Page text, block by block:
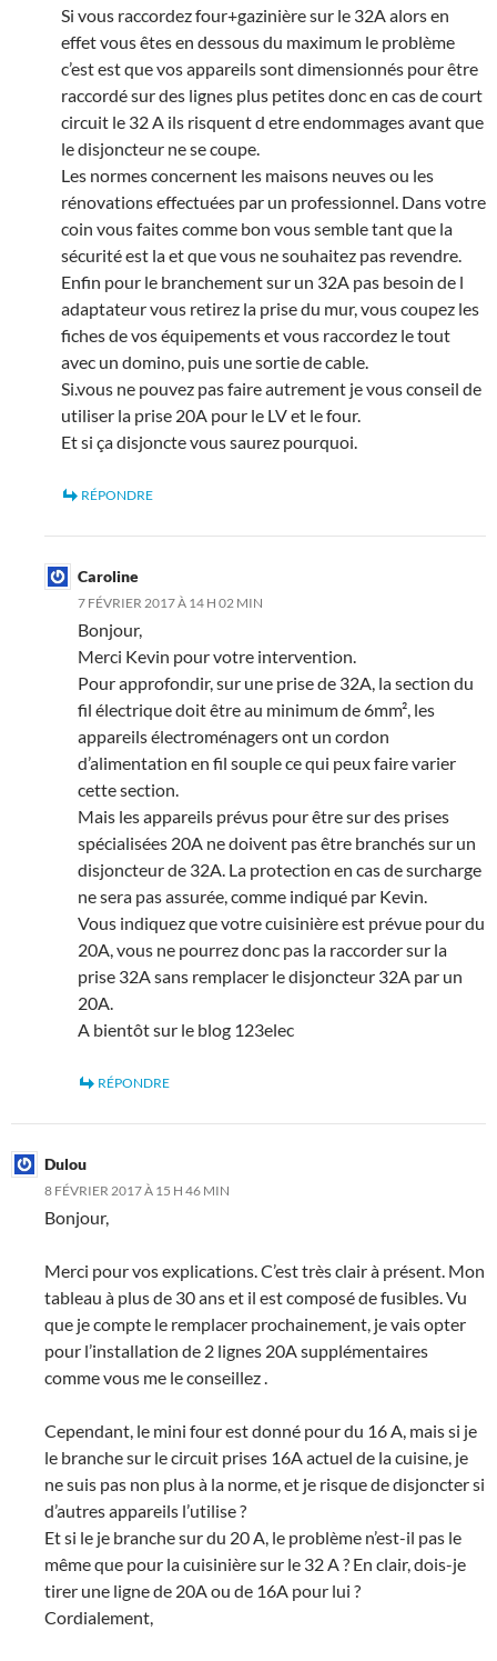
Si vous raccordez four+gazinière sur le 32A alors en
effet vous êtes en dessous du maximum le problème
c’est est que vos appareils sont dimensionnés pour être
raccordé sur des lignes plus petites donc en cas de court
circuit le 32 A ils risquent d etre endommages avant que
le disjoncteur ne se coupe.
Les normes concernent les maisons neuves ou les
rénovations effectuées par un professionnel. Dans votre
coin vous faites comme bon vous semble tant que la
sécurité est la et que vous ne souhaitez pas revendre.
Enfin pour le branchement sur un 32A pas besoin de l
adaptateur vous retirez la prise du mur, vous coupez les
fiches de vos équipements et vous raccordez le tout
avec un domino, puis une sortie de cable.
Si.vous ne pouvez pas faire autrement je vous conseil de
utiliser la prise 20A pour le LV et le four.
Et si ça disjoncte vous saurez pourquoi.
RÉPONDRE
Caroline
7 FÉVRIER 2017 À 14 H 02 MIN
Bonjour,
Merci Kevin pour votre intervention.
Pour approfondir, sur une prise de 32A, la section du
fil électrique doit être au minimum de 6mm², les
appareils électroménagers ont un cordon
d’alimentation en fil souple ce qui peux faire varier
cette section.
Mais les appareils prévus pour être sur des prises
spécialisées 20A ne doivent pas être branchés sur un
disjoncteur de 32A. La protection en cas de surcharge
ne sera pas assurée, comme indiqué par Kevin.
Vous indiquez que votre cuisinière est prévue pour du
20A, vous ne pourrez donc pas la raccorder sur la
prise 32A sans remplacer le disjoncteur 32A par un
20A.
A bientôt sur le blog 123elec
RÉPONDRE
Dulou
8 FÉVRIER 2017 À 15 H 46 MIN
Bonjour,
Merci pour vos explications. C’est très clair à présent. Mon
tableau à plus de 30 ans et il est composé de fusibles. Vu
que je compte le remplacer prochainement, je vais opter
pour l’installation de 2 lignes 20A supplémentaires
comme vous me le conseillez .
Cependant, le mini four est donné pour du 16 A, mais si je
le branche sur le circuit prises 16A actuel de la cuisine, je
ne suis pas non plus à la norme, et je risque de disjoncter si
d’autres appareils l’utilise ?
Et si le je branche sur du 20 A, le problème n’est-il pas le
même que pour la cuisinière sur le 32 A ? En clair, dois-je
tirer une ligne de 20A ou de 16A pour lui ?
Cordialement,